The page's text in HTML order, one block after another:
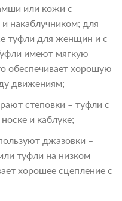
или кожи с
накаблучником; для
туфли для женщин и с
имеют мягкую
обеспечивает хорошую
движениям;
степовки – туфли с
и каблуке;
джазовки –
туфли на низком
хорошее сцепление с